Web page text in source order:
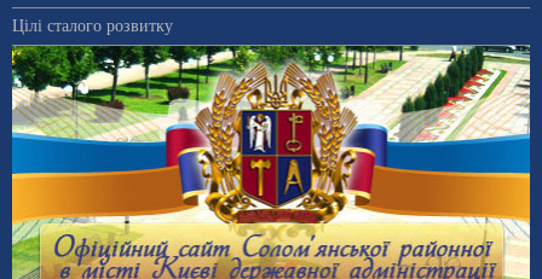
Цілі сталого розвитку